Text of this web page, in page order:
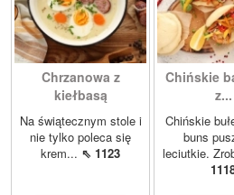
Chrzanowa z
kiełbasą
Na świątecznym stole i
nie tylko poleca się
krem... ⇖ 1123
Chińskie
z...
Chińskie
buns
leciutkie.